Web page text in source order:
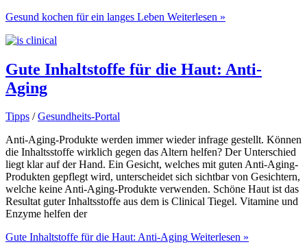
Gesund kochen für ein langes Leben Weiterlesen »
Gute Inhaltstoffe für die Haut: Anti-
Aging
Tipps /Gesundheits-Portal
Anti-Aging-Produkte werden immer wieder infrage gestellt. Können
die Inhaltsstoffe wirklich gegen das Altern helfen? Der Unterschied
liegt klar auf der Hand. Ein Gesicht, welches mit guten Anti-Aging-
Produkten gepflegt wird, unterscheidet sich sichtbar von Gesichtern,
welche keine Anti-Aging-Produkte verwenden. Schöne Haut ist das
Resultat guter Inhaltsstoffe aus dem is Clinical Tiegel. Vitamine und
Enzyme helfen der
Gute Inhaltstoffe für die Haut: Anti-Aging Weiterlesen »